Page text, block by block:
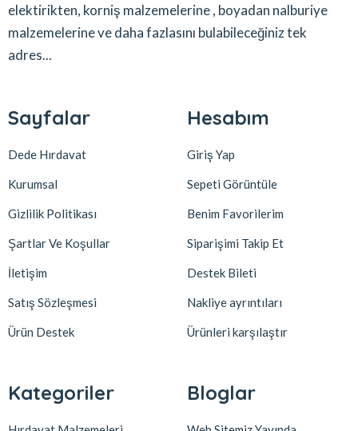
elektirikten, korniş malzemelerine , boyadan nalburiye
malzemelerine ve daha fazlasını bulabileceğiniz tek
adres...
Sayfalar
Dede Hırdavat
Kurumsal
Gizlilik Politikası
Şartlar Ve Koşullar
İletişim
Satış Sözleşmesi
Ürün Destek
Hesabım
Giriş Yap
Sepeti Görüntüle
Benim Favorilerim
Siparişimi Takip Et
Destek Bileti
Nakliye ayrıntıları
Ürünleri karşılaştır
Kategoriler Bloglar